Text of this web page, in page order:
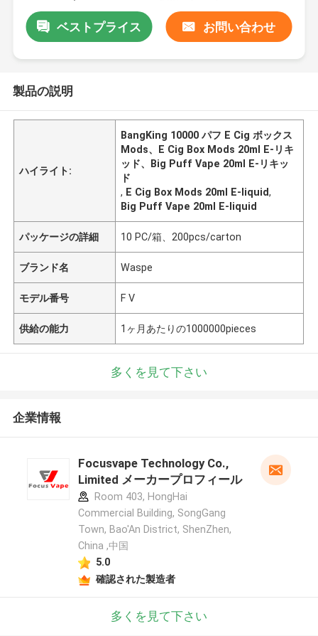
ベストプライス お問い合わせ
製品の説明
ハイライト:
BangKing 10000 パフ E Cig ボックス
Mods、E Cig Box Mods 20ml E-リキ
ッド、Big Puff Vape 20ml E-リキッ
ド
, E Cig Box Mods 20ml E-liquid,
Big Puff Vape 20ml E-liquid
パッケージの詳細 10 PC/箱、200pcs/carton
ブランド名 Waspe
モデル番号 F V
供給の能力 1ヶ月あたりの1000000pieces
多くを見て下さい
企業情報
Focusvape Technology Co.,
Limited メーカープロフィール
Room 403, HongHai
Commercial Building, SongGang
Town, Bao'An District, ShenZhen,
China ,中国
5.0
確認された製造者
多くを見て下さい